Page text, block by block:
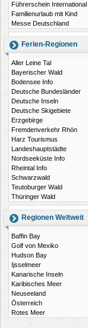
Führerschein International
Familienurlaub mit Kind
Messe Deutschland
Ferien-Regionen
Aller Leine Tal
Bayerischer Wald
Bodensee Info
Deutsche Bundesländer
Deutsche Inseln
Deutsche Skigebiete
Erzgebirge
Fremdenverkehr Rhön
Harz Tourismus
Landeshauptstädte
Nordseeküste Info
Rheintal Info
Schwarzwald
Teutoburger Wald
Thüringer Wald
Regionen Weltweit
Baffin Bay
Golf von Mexiko
Hudson Bay
Ijsselmeer
Kanarische Inseln
Karibisches Meer
Neuseeland
Österreich
Rotes Meer